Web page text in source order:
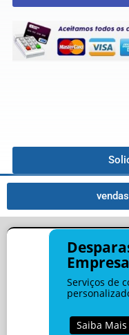
Empresa
Serviços de
Saiba Mais